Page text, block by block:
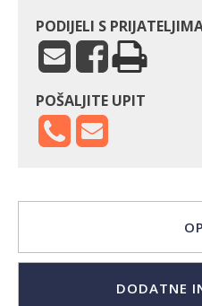
PODIJELI S
POŠALJITE UPIT
DODATNE